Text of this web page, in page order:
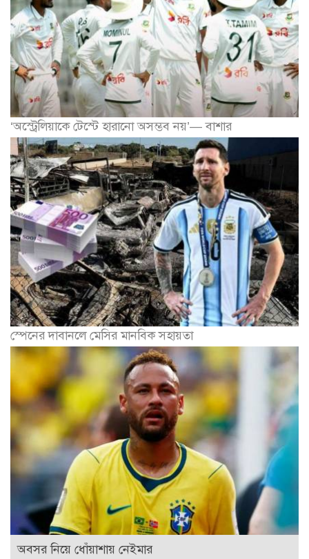
‘অস্ট্রেলিয়াকে টেস্টে হারানো অসম্ভব নয়’— বাশার
স্পেনের দাবানলে মেসির মানবিক সহায়তা
অবসর নিয়ে ধোঁয়াশায় নেইমার